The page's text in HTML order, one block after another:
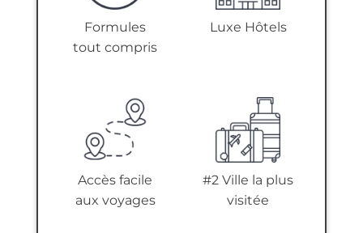
Formules
tout compris
Luxe Hôtels
Accès facile
aux voyages
#2 Ville la plus
visitée